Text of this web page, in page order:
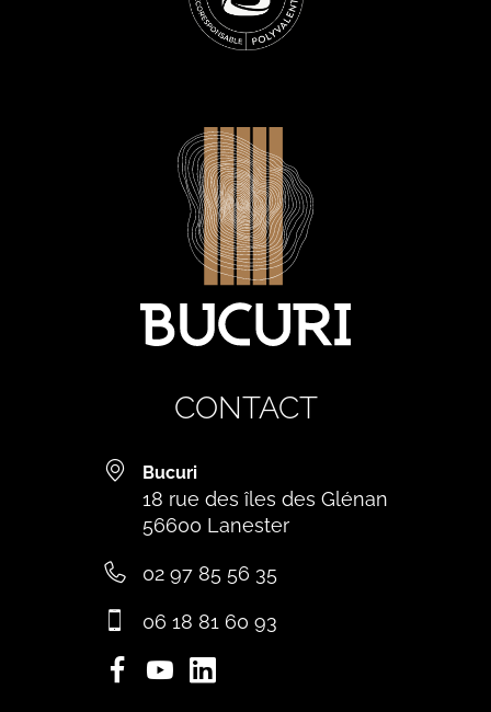
CONTACT
Bucuri
18 rue des îles des Glénan
56600 Lanester
02 97 85 56 35
06 18 81 60 93